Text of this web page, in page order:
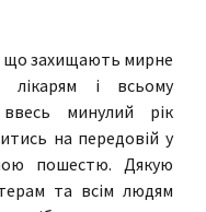
захищають мирне
і всьому
минулий рік
на передовій у
пошестю. Дякую
та всім людям